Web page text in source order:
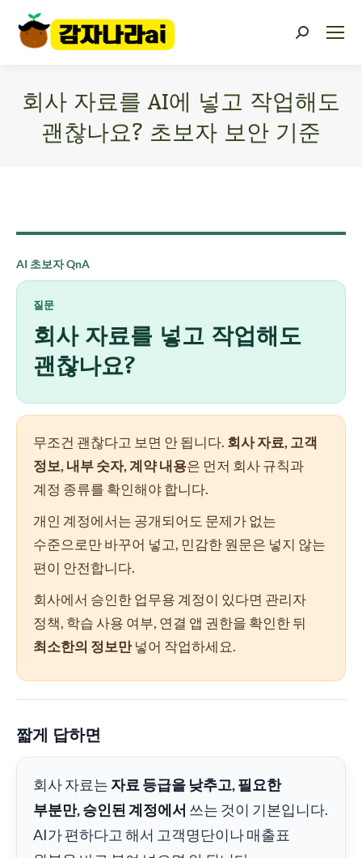
회사 자료를 AI에 넣고 작업해도
괜찮나요? 초보자 보안 기준
AI 초보자 QnA
질문
회사 자료를 넣고 작업해도
괜찮나요?
무조건 괜찮다고 보면 안 됩니다. 회사 자료, 고객
정보, 내부 숫자, 계약 내용은 먼저 회사 규칙과
계정 종류를 확인해야 합니다.
개인 계정에서는 공개되어도 문제가 없는
수준으로만 바꾸어 넣고, 민감한 원문은 넣지 않는
편이 안전합니다.
회사에서 승인한 업무용 계정이 있다면 관리자
정책, 학습 사용 여부, 연결 앱 권한을 확인한 뒤
최소한의 정보만넣어 작업하세요.
짧게 답하면
회사 자료는 자료 등급을 낮추고, 필요한
부분만, 승인된 계정에서 쓰는 것이 기본입니다.
AI가 편하다고 해서 고객명단이나 매출표